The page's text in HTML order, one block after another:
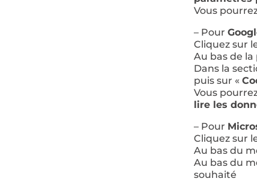
Vous
– Pour
Cliquez sur
Au bas de la
Dans la
puis sur «
Vous
lire les
– Pour
Cliquez sur
Au bas du
Au bas du
souhaité